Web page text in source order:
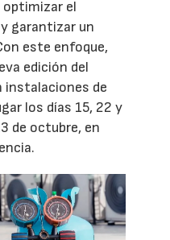
el
garantizar un
este enfoque,
edición del
instalaciones de
los días 15, 22 y
de octubre, en